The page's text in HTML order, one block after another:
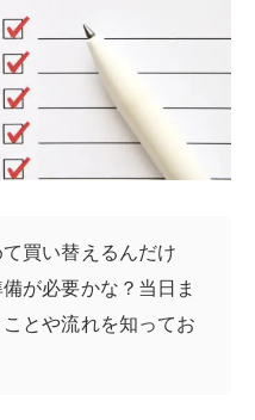
買い替えるんだけ
が必要かな？当日ま
とや流れを知ってお